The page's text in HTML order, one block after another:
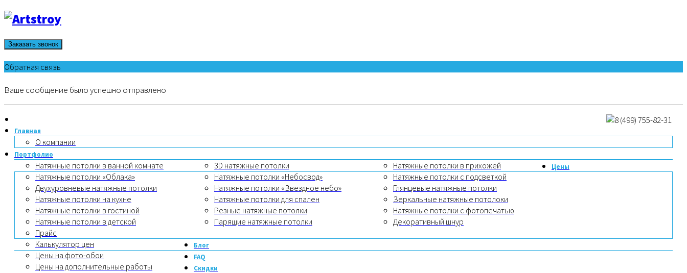
Заказать звонок
Обратная связь
Ваше сообщение было успешно отправлено
Главная
О компании
Портфолио
Натяжные потолки в ванной комнате
Натяжные потолки «Облака»
Двухуровневые натяжные потолки
Натяжные потолки на кухне
Натяжные потолки в гостиной
Натяжные потолки в детской
3D натяжные потолки
Натяжные потолки «Небосвод»
Натяжные потолки «Звездное небо»
Натяжные потолки для спален
Резные натяжные потолки
Парящие натяжные потолки
Натяжные потолки в прихожей
Натяжные потолки с подсветкой
Глянцевые натяжные потолки
Зеркальные натяжные потолоки
Натяжные потолки с фотопечатью
Декоративный шнур
Цены
Прайс
Калькулятор цен
Цены на фото-обои
Цены на дополнительные работы
Блог
FAQ
Скидки